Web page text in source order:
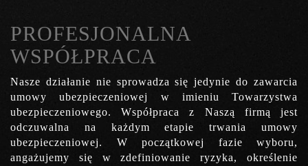
PROFESJONALNA
WSPÓŁPRACA
Nasze działanie nie sprowadza się jedynie do zawarcia
umowy ubezpieczeniowej w imieniu Towarzystwa
ubezpieczeniowego. Współpraca z Naszą firmą jest
odczuwalna na każdym etapie trwania umowy
ubezpieczeniowej. W początkowej fazie wyboru,
angażujemy się w zdefiniowanie ryzyka, określenie